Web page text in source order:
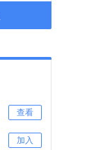
查看
加入